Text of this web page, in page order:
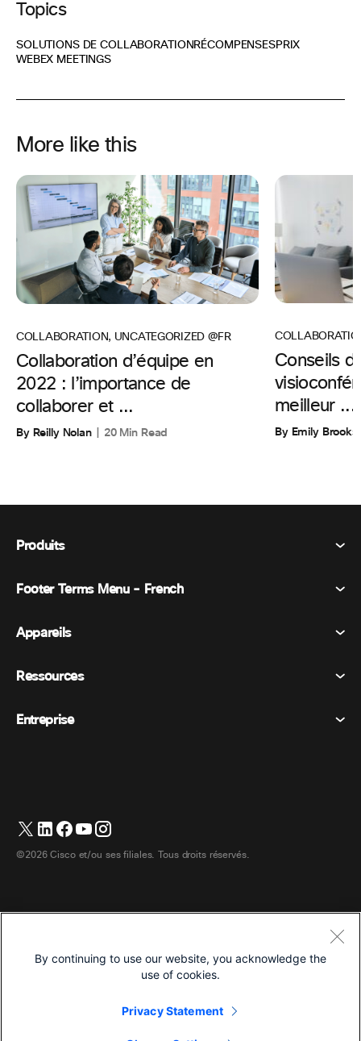
Topics
SOLUTIONS DE COLLABORATION RÉCOMPENSESPRIX
WEBEX MEETINGS
More like this
COLLABORATION, UNCATEGORIZED @FR
Collaboration d’équipe en
2022 : l’importance de
collaborer et ...
By Reilly Nolan 20 Min Read
Conseils
meilleur ...
By Emily Brooks
Produits
Webex Suite
Messagerie
Événements
Tableau blanc
Footer Terms Menu - French
Conditions générales
Marques déposées
English (Anglais)
한국어 (Coréen)
Appareils
Appareils de la salle
Casques d’écoute
Ressources
Tarifs
Entreprise
Contacter le support
Contacter le service commercial
©2026 Cisco et/ou ses filiales. Tous droits réservés.
Déclaration de confidentialité
By continuing to use our website, you acknowledge the
use of cookies.
Privacy Statement